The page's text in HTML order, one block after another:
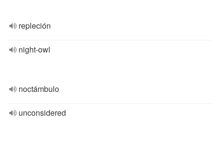
repleción
night-owl
noctámbulo
unconsidered